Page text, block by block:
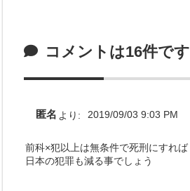
コメントは16件です
匿名 より: 2019/09/03 9:03 PM
前科×犯以上は無条件で死刑にすれば
日本の犯罪も減る事でしょう